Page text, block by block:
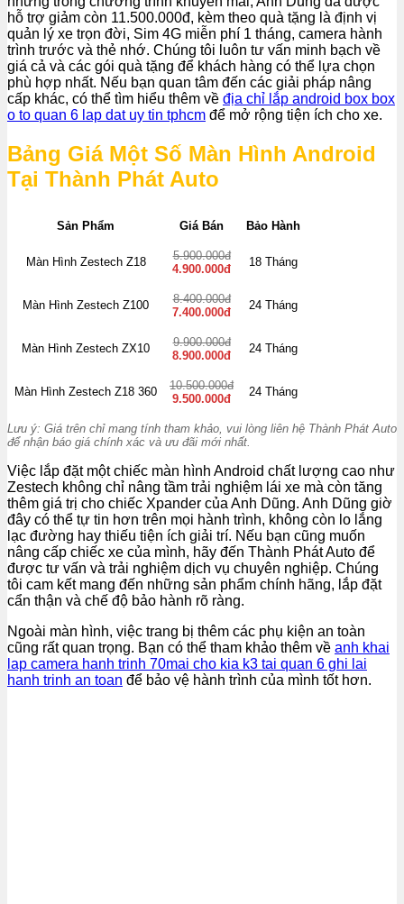
hỗ trợ giảm còn 11.500.000đ, kèm theo quà tặng là định vị
quản lý xe trọn đời, Sim 4G miễn phí 1 tháng, camera hành
trình trước và thẻ nhớ. Chúng tôi luôn tư vấn minh bạch về
giá cả và các gói quà tặng để khách hàng có thể lựa chọn
phù hợp nhất. Nếu bạn quan tâm đến các giải pháp nâng
cấp khác, có thể tìm hiểu thêm về địa chỉ lắp android box box
o to quan 6 lap dat uy tin tphcm để mở rộng tiện ích cho xe.
Bảng Giá Một Số Màn Hình Android
Tại Thành Phát Auto
Sản Phẩm Giá Bán Bảo Hành
Màn Hình Zestech Z18
5.900.000đ
4.900.000đ
18 Tháng
Màn Hình Zestech Z100
8.400.000đ
7.400.000đ
24 Tháng
Màn Hình Zestech ZX10
9.900.000đ
8.900.000đ
24 Tháng
Màn Hình Zestech Z18 360
10.500.000đ
9.500.000đ
24 Tháng
Lưu ý: Giá trên chỉ mang tính tham khảo, vui lòng liên hệ Thành Phát Auto
để nhận báo giá chính xác và ưu đãi mới nhất.
Việc lắp đặt một chiếc màn hình Android chất lượng cao như
Zestech không chỉ nâng tầm trải nghiệm lái xe mà còn tăng
thêm giá trị cho chiếc Xpander của Anh Dũng. Anh Dũng giờ
đây có thể tự tin hơn trên mọi hành trình, không còn lo lắng
lạc đường hay thiếu tiện ích giải trí. Nếu bạn cũng muốn
nâng cấp chiếc xe của mình, hãy đến Thành Phát Auto để
được tư vấn và trải nghiệm dịch vụ chuyên nghiệp. Chúng
tôi cam kết mang đến những sản phẩm chính hãng, lắp đặt
cẩn thận và chế độ bảo hành rõ ràng.
Ngoài màn hình, việc trang bị thêm các phụ kiện an toàn
cũng rất quan trọng. Bạn có thể tham khảo thêm về anh khai
lap camera hanh trinh 70mai cho kia k3 tai quan 6 ghi lai
hanh trinh an toan để bảo vệ hành trình của mình tốt hơn.